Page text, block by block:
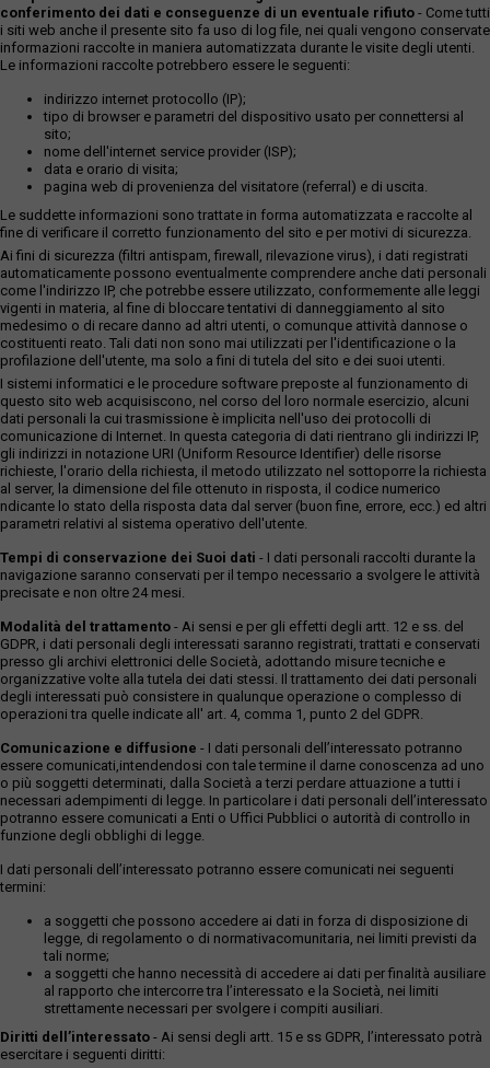
conferimento dei dati e conseguenze di un eventuale rifiuto - Come tutti
i siti web anche il presente sito fa uso di log file, nei quali vengono conservate
informazioni raccolte in maniera automatizzata durante le visite degli utenti.
Le informazioni raccolte potrebbero essere le seguenti:
indirizzo internet protocollo (IP);
tipo di browser e parametri del dispositivo usato per connettersi al
sito;
nome dell'internet service provider (ISP);
data e orario di visita;
pagina web di provenienza del visitatore (referral) e di uscita.
Le suddette informazioni sono trattate in forma automatizzata e raccolte al
fine di verificare il corretto funzionamento del sito e per motivi di sicurezza.
Ai fini di sicurezza (filtri antispam, firewall, rilevazione virus), i dati registrati
automaticamente possono eventualmente comprendere anche dati personali
come l'indirizzo IP, che potrebbe essere utilizzato, conformemente alle leggi
vigenti in materia, al fine di bloccare tentativi di danneggiamento al sito
medesimo o di recare danno ad altri utenti, o comunque attività dannose o
costituenti reato. Tali dati non sono mai utilizzati per l'identificazione o la
profilazione dell'utente, ma solo a fini di tutela del sito e dei suoi utenti.
I sistemi informatici e le procedure software preposte al funzionamento di
questo sito web acquisiscono, nel corso del loro normale esercizio, alcuni
dati personali la cui trasmissione è implicita nell'uso dei protocolli di
comunicazione di Internet. In questa categoria di dati rientrano gli indirizzi IP,
gli indirizzi in notazione URI (Uniform Resource Identifier) delle risorse
richieste, l'orario della richiesta, il metodo utilizzato nel sottoporre la richiesta
al server, la dimensione del file ottenuto in risposta, il codice numerico
ndicante lo stato della risposta data dal server (buon fine, errore, ecc.) ed altri
parametri relativi al sistema operativo dell'utente.
Tempi di conservazione dei Suoi dati - I dati personali raccolti durante la
navigazione saranno conservati per il tempo necessario a svolgere le attività
precisate e non oltre 24 mesi.
Modalità del trattamento - Ai sensi e per gli effetti degli artt. 12 e ss. del
GDPR, i dati personali degli interessati saranno registrati, trattati e conservati
presso gli archivi elettronici delle Società, adottando misure tecniche e
organizzative volte alla tutela dei dati stessi. Il trattamento dei dati personali
degli interessati può consistere in qualunque operazione o complesso di
operazioni tra quelle indicate all' art. 4, comma 1, punto 2 del GDPR.
Comunicazione e diffusione - I dati personali dell’interessato potranno
essere comunicati,intendendosi con tale termine il darne conoscenza ad uno
o più soggetti determinati, dalla Società a terzi perdare attuazione a tutti i
necessari adempimenti di legge. In particolare i dati personali dell’interessato
potranno essere comunicati a Enti o Uffici Pubblici o autorità di controllo in
funzione degli obblighi di legge.
I dati personali dell’interessato potranno essere comunicati nei seguenti
termini:
a soggetti che possono accedere ai dati in forza di disposizione di
legge, di regolamento o di normativacomunitaria, nei limiti previsti da
tali norme;
a soggetti che hanno necessità di accedere ai dati per finalità ausiliare
al rapporto che intercorre tra l’interessato e la Società, nei limiti
strettamente necessari per svolgere i compiti ausiliari.
Diritti dell’interessato - Ai sensi degli artt. 15 e ss GDPR, l’interessato potrà
esercitare i seguenti diritti: